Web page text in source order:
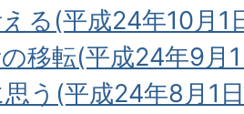
る(平成24年10月1
移転(平成24年9月
う(平成24年8月1